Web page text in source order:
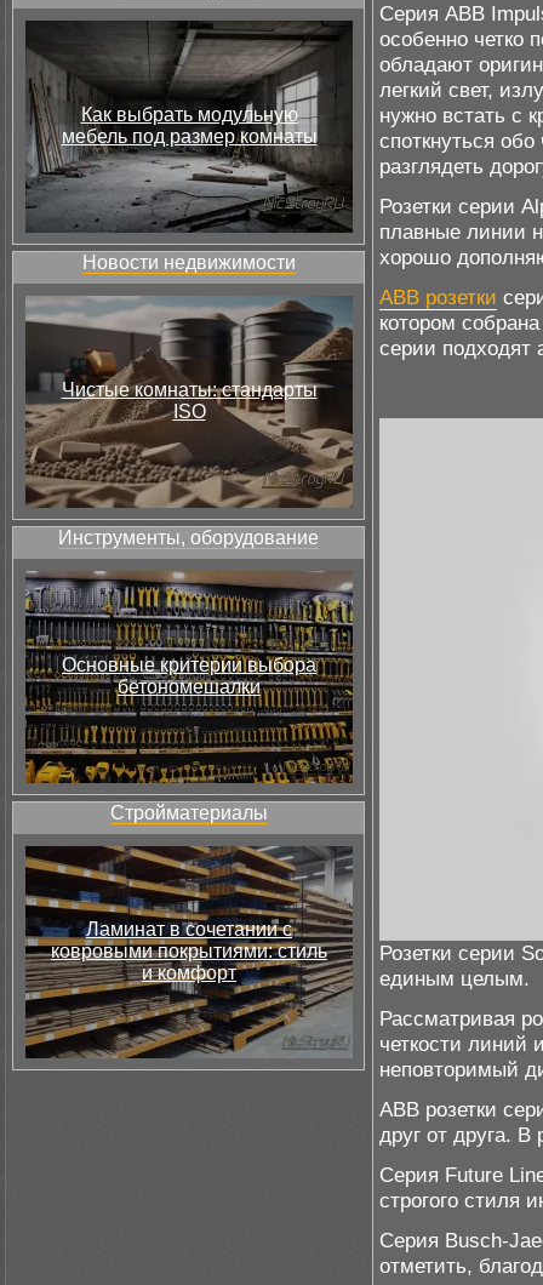
Как выбрать модульную
мебель под размер комнаты
Новости недвижимости
Чистые комнаты: стандарты
ISO
Инструменты, оборудование
Основные критерии выбора
бетономешалки
Стройматериалы
Ламинат в сочетании с
ковровыми покрытиями: стиль
и комфорт
Серия АВВ
особенно четко
обладают
легкий свет,
нужно встать с
споткнуться
разглядеть
Розетки серии
плавные линии
хорошо
АВВ розетки
котором
серии подходят
Розетки серии
единым целым.
Рассматривая
четкости линий
неповторимый
АВВ розетки
друг от друга. В
Серия Future
строгого стиля
Серия Busch-
отметить,